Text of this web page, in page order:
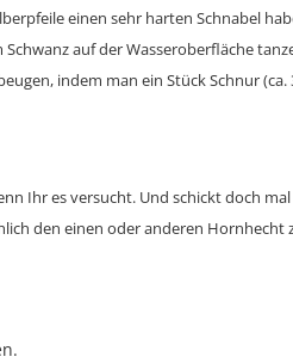
einen sehr harten Schnabel
auf der Wasseroberfläche
indem man ein Stück Schnur
Ihr es versucht. Und schickt doch
den einen oder anderen Hornhecht